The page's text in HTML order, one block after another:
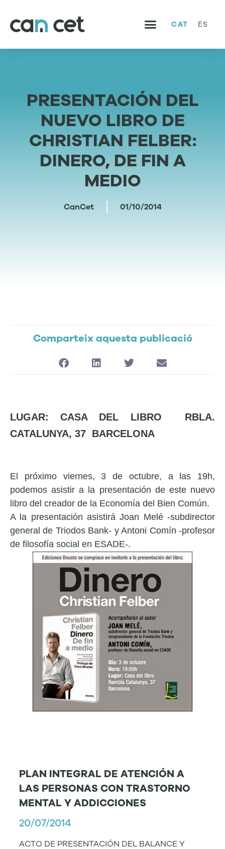
CAT ES
PRESENTACIÓN DEL
NUEVO LIBRO DE
CHRISTIAN FELBER:
DINERO, DE FIN A
MEDIO
CanCet 01/10/2014
Comparteix aquesta publicació
LUGAR: CASA DEL LIBRO RBLA.
CATALUNYA, 37 BARCELONA
El próximo viernes, 3 de octubre, a las 19h,
podemos asistir a la presentación de este nuevo
libro del creador de la Economía del Bien Común.
A la presentación asistirá Joan Melé -subdirector
general de Triodos Bank- y Antoni Comín -profesor
de filosofía social en ESADE-.
PLAN INTEGRAL DE ATENCIÓN A
LAS PERSONAS CON TRASTORNO
MENTAL Y ADDICCIONES
20/07/2014
ACTO DE PRESENTACIÓN DEL BALANCE Y